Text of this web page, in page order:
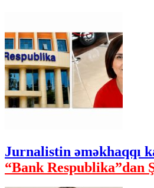
Jurnalistin əməkhaqqı
“Bank Respublika”dan